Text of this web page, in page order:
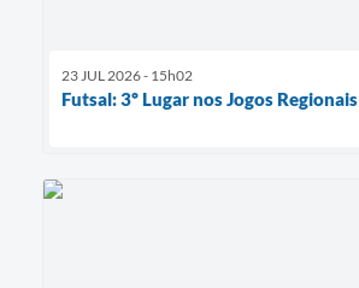
23 JUL 2026 - 15h02
Futsal: 3º Lugar nos Jogos Regionais